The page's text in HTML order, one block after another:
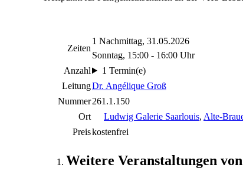
Zeiten
1 Nachmittag, 31.05.2026
Sonntag, 15:00 - 16:00 Uhr
Anzahl
1 Termin(e)
LeitungDr. Angélique Groß
Nummer261.1.150
Ort
Ludwig Galerie Saarlouis, Alte-
Preiskostenfrei
Weitere Veranstaltungen von